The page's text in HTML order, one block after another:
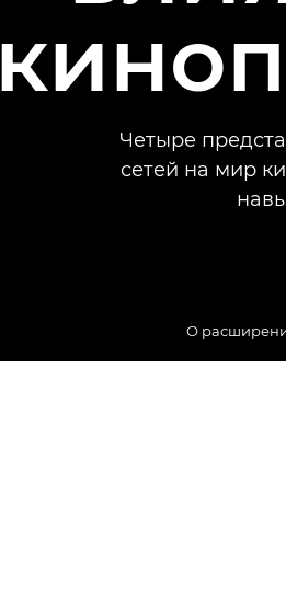
Четыре
сетей на мир
О